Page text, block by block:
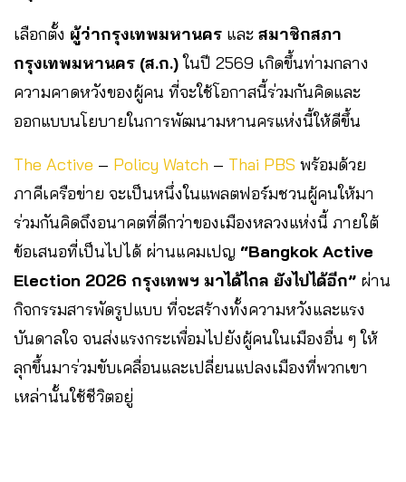
เลือกตั้ง ผู้ว่ากรุงเทพมหานคร และ สมาชิกสภา
กรุงเทพมหานคร (ส.ก.)ในปี 2569 เกิดขึ้นท่ามกลาง
ความคาดหวังของผู้คน ที่จะใช้โอกาสนี้ร่วมกันคิดและ
ออกแบบนโยบายในการพัฒนามหานครแห่งนี้ให้ดีขึ้น
The Active – Policy Watch – Thai PBS พร้อมด้วย
ภาคีเครือข่าย จะเป็นหนึ่งในแพลตฟอร์มชวนผู้คนให้มา
ร่วมกันคิดถึงอนาคตที่ดีกว่าของเมืองหลวงแห่งนี้ ภายใต้
ข้อเสนอที่เป็นไปได้ ผ่านแคมเปญ “Bangkok Active
Election 2026 กรุงเทพฯ มาได้ไกล ยังไปได้อีก” ผ่าน
กิจกรรมสารพัดรูปแบบ ที่จะสร้างทั้งความหวังและแรง
บันดาลใจ จนส่งแรงกระเพื่อมไปยังผู้คนในเมืองอื่น ๆ ให้
ลุกขึ้นมาร่วมขับเคลื่อนและเปลี่ยนแปลงเมืองที่พวกเขา
เหล่านั้นใช้ชีวิตอยู่